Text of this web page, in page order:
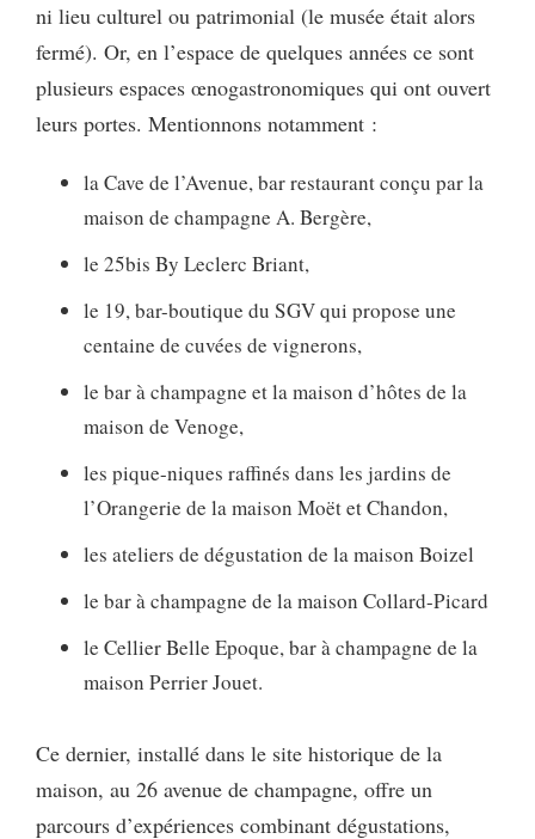
ni lieu culturel ou patrimonial (le musée était alors
fermé). Or, en l’espace de quelques années ce sont
plusieurs espaces œnogastronomiques qui ont ouvert
leurs portes. Mentionnons notamment :
la Cave de l’Avenue, bar restaurant conçu par la
maison de champagne A. Bergère,
le 25bis By Leclerc Briant,
le 19, bar-boutique du SGV qui propose une
centaine de cuvées de vignerons,
le bar à champagne et la maison d’hôtes de la
maison de Venoge,
les pique-niques raffinés dans les jardins de
l’Orangerie de la maison Moët et Chandon,
les ateliers de dégustation de la maison Boizel
le bar à champagne de la maison Collard-Picard
le Cellier Belle Epoque, bar à champagne de la
maison Perrier Jouet.
Ce dernier, installé dans le site historique de la
maison, au 26 avenue de champagne, offre un
parcours d’expériences combinant dégustations,